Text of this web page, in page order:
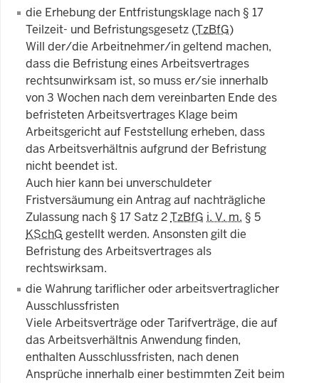
die Erhebung der Entfristungsklage nach § 17
Teilzeit- und Befristungsgesetz (TzBfG)
Will der/die Arbeitnehmer/in geltend machen,
dass die Befristung eines Arbeitsvertrages
rechtsunwirksam ist, so muss er/sie innerhalb
von 3 Wochen nach dem vereinbarten Ende des
befristeten Arbeitsvertrages Klage beim
Arbeitsgericht auf Feststellung erheben, dass
das Arbeitsverhältnis aufgrund der Befristung
nicht beendet ist.
Auch hier kann bei unverschuldeter
Fristversäumung ein Antrag auf nachträgliche
Zulassung nach § 17 Satz 2TzBfG i. V. m. § 5
KSchG gestellt werden. Ansonsten gilt die
Befristung des Arbeitsvertrages als
rechtswirksam.
die Wahrung tariflicher oder arbeitsvertraglicher
Ausschlussfristen
Viele Arbeitsverträge oder Tarifverträge, die auf
das Arbeitsverhältnis Anwendung finden,
enthalten Ausschlussfristen, nach denen
Ansprüche innerhalb einer bestimmten Zeit beim